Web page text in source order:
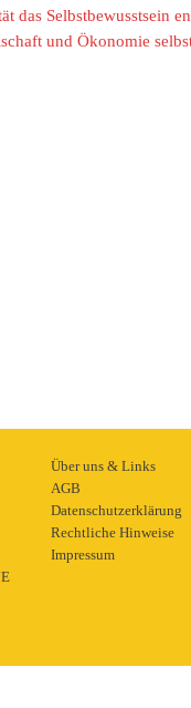
das Selbstbewusstsein
und Ökonomie
Über uns & Links
AGB
Datenschutzerklärung
Rechtliche Hinweise
Impressum